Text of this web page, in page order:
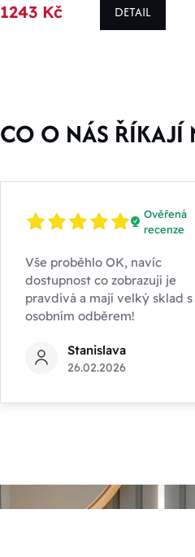
1243 Kč DETAIL
CO O NÁS ŘÍKAJÍ
Ověřená
recenze
Vše proběhlo OK, navíc
dostupnost co zobrazují je
pravdivá a mají velký sklad s
osobním odběrem!
Stanislava
26.02.2026